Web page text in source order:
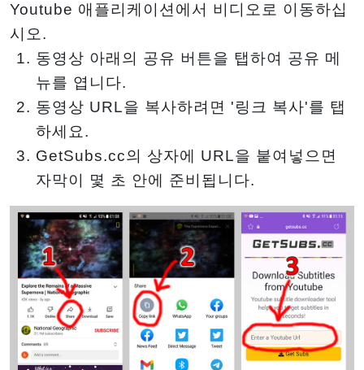
Youtube 애플리케이션에서 비디오로 이동하십
시오.
동영상 아래의 공유 버튼을 탭하여 공유 메
뉴를 엽니다.
동영상 URL을 복사하려면 '링크 복사'를 탭
하세요.
GetSubs.cc의 상자에 URL을 붙여넣으면
자막이 몇 초 안에 준비됩니다.